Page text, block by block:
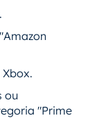
ou
"Prime